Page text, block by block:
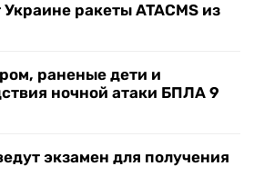
ракеты ATACMS из
раненые дети и
ночной атаки БПЛА 9
экзамен для получения